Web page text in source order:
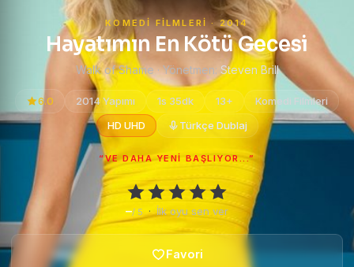
KOMEDI FILMLERI · 2014
Hayatımın En Kötü Gecesi
Walk of Shame · Yönetmen: Steven Brill
6.0 2014 Yapımı 1s 35dk 13+
Komedi Filmleri
HD UHD
Türkçe Dublaj
“VE DAHA YENI BAŞLIYOR...”
–/ 5 · İlk oyu sen ver